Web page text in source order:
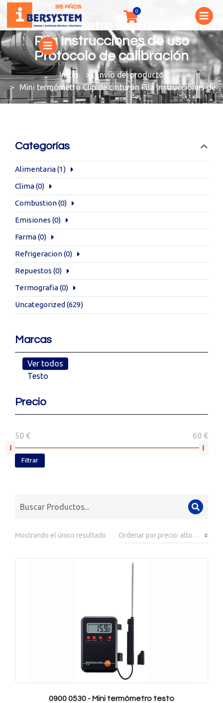
Mini termómetro Clip de cinturón
Pila Instrucciones de uso
Protocolo de calibración
You are here:
Envío del producto
Mini termómetro Clip de cinturón Pila Instrucciones de
Categorías
Alimentaria(1)
Clima(0)
Combustion(0)
Emisiones (0)
Farma(0)
Refrigeracion(0)
Repuestos (0)
Termografia(0)
Uncategorized (629)
Marcas
Ver todos
Testo
Precio
50 € 60 €
Filtrar
Mostrando el único resultado
0900 0530 - Mini termómetro testo